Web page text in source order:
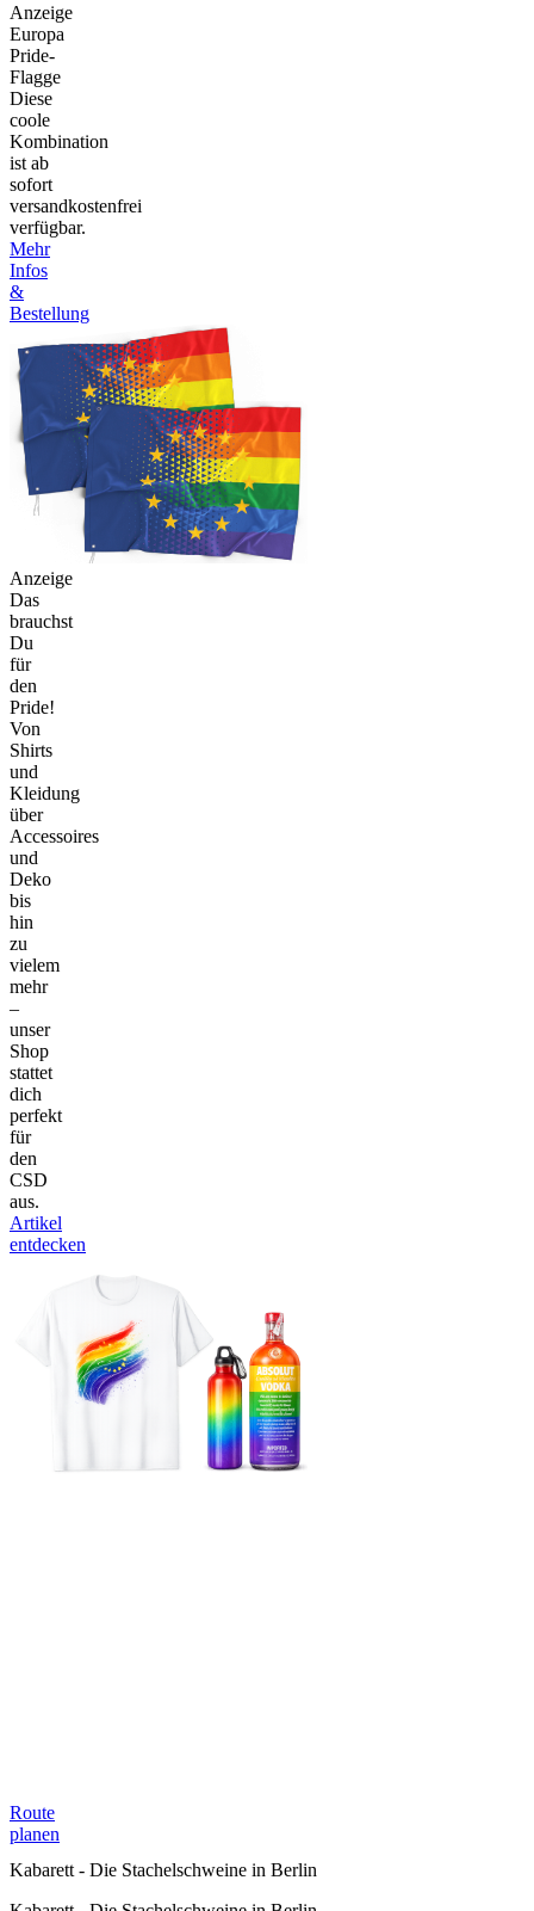
Anzeige
Europa
Pride-
Flagge
Diese
coole
Kombination
ist ab
sofort
versandkostenfrei
verfügbar.
Mehr
Infos
&
Bestellung
Anzeige
Das
brauchst
Du
für
den
Pride!
Von
Shirts
und
Kleidung
über
Accessoires
und
Deko
bis
hin
zu
vielem
mehr
–
unser
Shop
stattet
dich
perfekt
für
den
CSD
aus.
Artikel
entdecken
Route
planen
Kabarett - Die Stachelschweine in Berlin